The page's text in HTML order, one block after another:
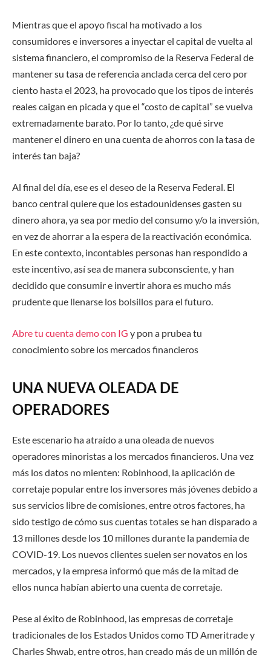
Mientras que el apoyo fiscal ha motivado a los
consumidores e inversores a inyectar el capital de vuelta al
sistema financiero, el compromiso de la Reserva Federal de
mantener su tasa de referencia anclada cerca del cero por
ciento hasta el 2023, ha provocado que los tipos de interés
reales caigan en picada y que el “costo de capital” se vuelva
extremadamente barato. Por lo tanto, ¿de qué sirve
mantener el dinero en una cuenta de ahorros con la tasa de
interés tan baja?
Al final del día, ese es el deseo de la Reserva Federal. El
banco central quiere que los estadounidenses gasten su
dinero ahora, ya sea por medio del consumo y/o la inversión,
en vez de ahorrar a la espera de la reactivación económica.
En este contexto, incontables personas han respondido a
este incentivo, así sea de manera subconsciente, y han
decidido que consumir e invertir ahora es mucho más
prudente que llenarse los bolsillos para el futuro.
Abre tu cuenta demo con IG y pon a prubea tu
conocimiento sobre los mercados financieros
UNA NUEVA OLEADA DE
OPERADORES
Este escenario ha atraído a una oleada de nuevos
operadores minoristas a los mercados financieros. Una vez
más los datos no mienten: Robinhood, la aplicación de
corretaje popular entre los inversores más jóvenes debido a
sus servicios libre de comisiones, entre otros factores, ha
sido testigo de cómo sus cuentas totales se han disparado a
13 millones desde los 10 millones durante la pandemia de
COVID-19. Los nuevos clientes suelen ser novatos en los
mercados, y la empresa informó que más de la mitad de
ellos nunca habían abierto una cuenta de corretaje.
Pese al éxito de Robinhood, las empresas de corretaje
tradicionales de los Estados Unidos como TD Ameritrade y
Charles Shwab, entre otros, han creado más de un millón de